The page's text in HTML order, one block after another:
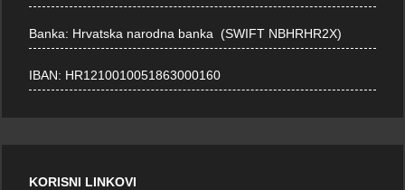
Banka: Hrvatska narodna banka (SWIFT NBHRHR2X)
IBAN: HR1210010051863000160
KORISNI LINKOVI